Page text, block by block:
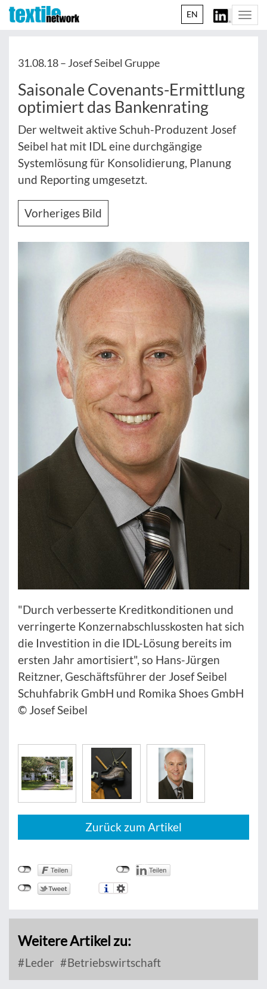
EN
31.08.18 – Josef Seibel Gruppe
Saisonale Covenants-Ermittlung
optimiert das Bankenrating
Der weltweit aktive Schuh-Produzent Josef
Seibel hat mit IDL eine durchgängige
Systemlösung für Konsolidierung, Planung
und Reporting umgesetzt.
Vorheriges Bild
"Durch verbesserte Kreditkonditionen und
verringerte Konzernabschlusskosten hat sich
die Investition in die IDL-Lösung bereits im
ersten Jahr amortisiert", so Hans-Jürgen
Reitzner, Geschäftsführer der Josef Seibel
Schuhfabrik GmbH und Romika Shoes GmbH
© Josef Seibel
Zurück zum Artikel
Weitere Artikel zu:
Leder Betriebswirtschaft